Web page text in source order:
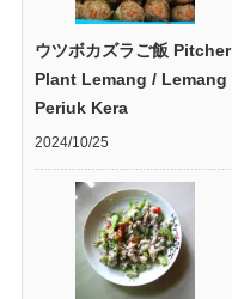
ウツボカズラご飯 Pitcher
Plant Lemang / Lemang
Periuk Kera
2024/10/25